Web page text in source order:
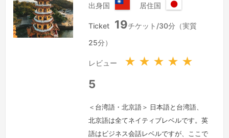
出身国
湾
居住国
本
Ticket 19チケット/30分（実質
25分）
レビュー ★ ★ ★ ★ ★
5
＜台湾語・北京語＞ 日本語と台湾語、
北京語は全てネイティブレベルです。英
語はビジネス会話レベルですが、ここで